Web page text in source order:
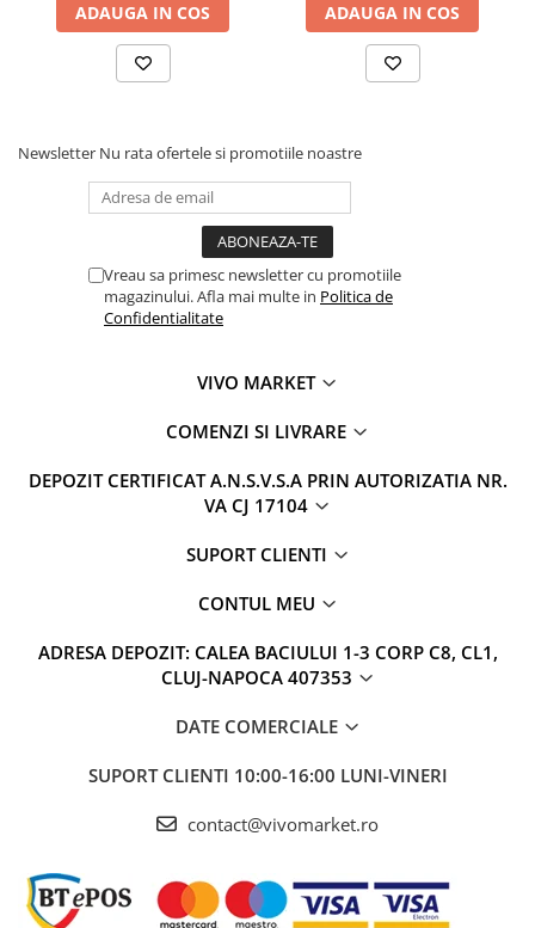
ADAUGA IN COS ADAUGA IN COS
Newsletter Nu rata ofertele si promotiile noastre
Vreau sa primesc newsletter cu promotiile
magazinului. Afla mai multe in Politica de
Confidentialitate
VIVO MARKET
COMENZI SI LIVRARE
DEPOZIT CERTIFICAT A.N.S.V.S.A PRIN AUTORIZATIA NR.
VA CJ 17104
SUPORT CLIENTI
CONTUL MEU
ADRESA DEPOZIT: CALEA BACIULUI 1-3 CORP C8, CL1,
CLUJ-NAPOCA 407353
DATE COMERCIALE
SUPORT CLIENTI 10:00-16:00 LUNI-VINERI
contact@vivomarket.ro